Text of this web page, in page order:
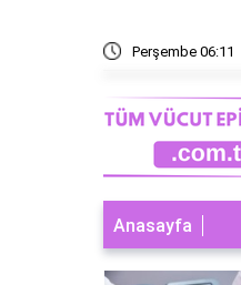
Perşembe 06:11
Anasayfa